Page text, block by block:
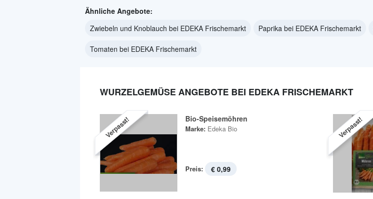
Ähnliche Angebote:
Zwiebeln und Knoblauch bei EDEKA Frischemarkt
Paprika bei EDEKA Frischemarkt
Tomaten bei EDEKA Frischemarkt
WURZELGEMÜSE ANGEBOTE BEI EDEKA FRISCHEMARKT
Verpasst! Bio-Speisemöhren
Marke: Edeka Bio
Preis: € 0,99
Verpasst!